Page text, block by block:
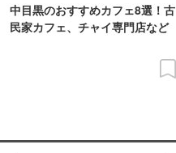
中目黒のおすすめカフェ8選！古
民家カフェ、チャイ専門店など